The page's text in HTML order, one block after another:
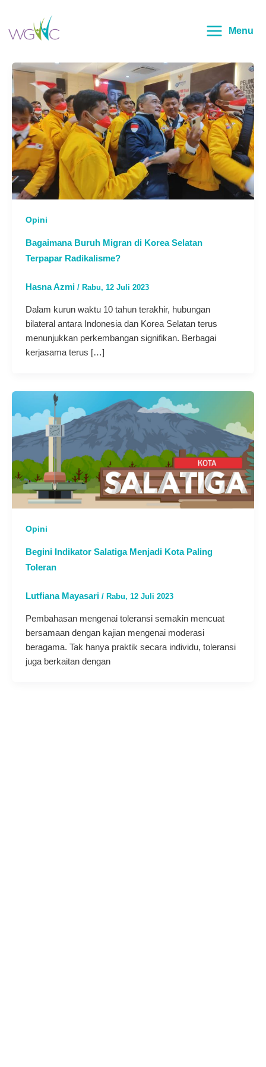
konten
MenuMenu
Opini
Bagaimana Buruh Migran di Korea Selatan
Terpapar Radikalisme?
Hasna Azmi / Rabu, 12 Juli 2023
Dalam kurun waktu 10 tahun terakhir, hubungan
bilateral antara Indonesia dan Korea Selatan terus
menunjukkan perkembangan signifikan. Berbagai
kerjasama terus […]
Opini
Begini Indikator Salatiga Menjadi Kota Paling
Toleran
Lutfiana Mayasari / Rabu, 12 Juli 2023
Pembahasan mengenai toleransi semakin mencuat
bersamaan dengan kajian mengenai moderasi
beragama. Tak hanya praktik secara individu, toleransi
juga berkaitan dengan